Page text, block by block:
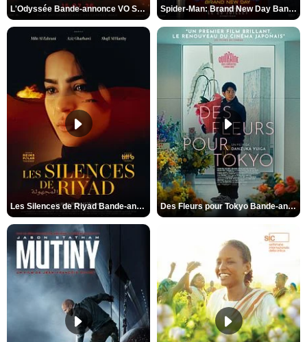
L'Odyssée Bande-annonce VO STFR Spider-Man: Brand New Day Bande-annonce VO STFR
Les Silences de Riyad Bande-annonce VO STFR Des Fleurs pour Tokyo Bande-annonce VO STFR